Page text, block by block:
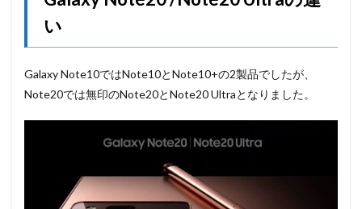
い
Galaxy Note10ではNote10とNote10+の2製品でしたが、
Note20では無印のNote20とNote20 Ultraとなりました。